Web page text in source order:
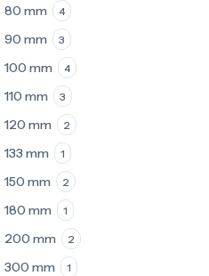
80 mm 4
90 mm 3
100 mm 4
110 mm 3
120 mm 2
133 mm 1
150 mm 2
180 mm 1
200 mm 2
300 mm 1